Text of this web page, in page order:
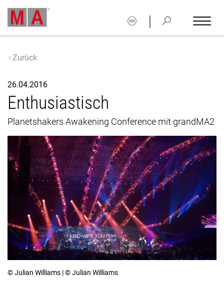
|
Zurück
26.04.2016
Enthusiastisch
Planetshakers Awakening Conference mit grandMA2
© Julian Williams | © Julian Williams